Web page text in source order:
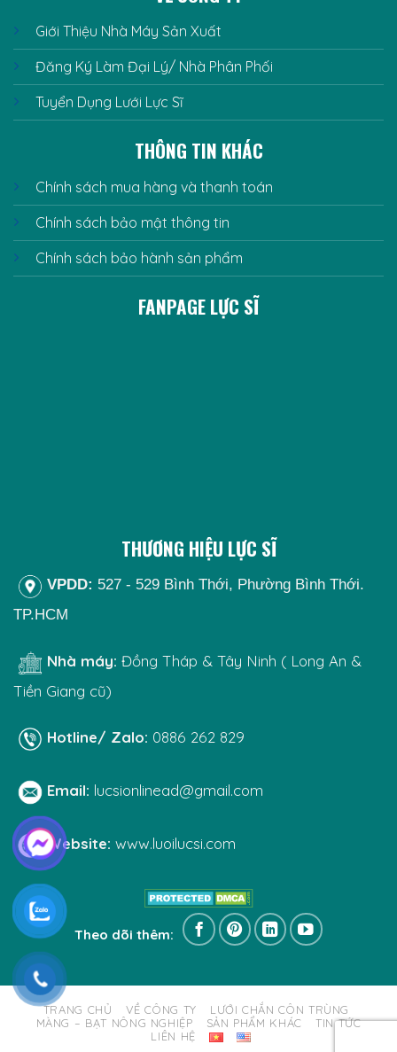
Giới Thiệu Nhà Máy Sản Xuất
Đăng Ký Làm Đại Lý/ Nhà Phân Phối
Tuyển Dụng Lưới Lực Sĩ
THÔNG TIN KHÁC
Chính sách mua hàng và thanh toán
Chính sách bảo mật thông tin
Chính sách bảo hành sản phẩm
FANPAGE LỰC SĨ
THƯƠNG HIỆU LỰC SĨ
VPDD: 527 - 529 Bình Thới, Phường Bình Thới.
TP.HCM
Nhà máy: Đồng Tháp & Tây Ninh ( Long An &
Tiền Giang cũ)
Hotline/ Zalo: 0886 262 829
Email: lucsionlinead@gmail.com
Website: www.luoilucsi.com
Theo dõi thêm:
TRANG CHỦ VỀ CÔNG TY
LƯỚI CHẮN CÔN TRÙNG
MÀNG – BẠT NÔNG NGHIỆP
SẢN PHẨM KHÁC
TIN TỨC
LIÊN HỆ